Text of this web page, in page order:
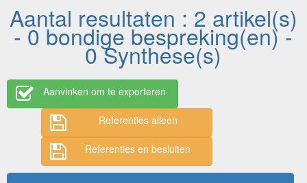
Aantal resultaten : 2 artikel(s)
- 0 bondige bespreking(en) -
0 Synthese(s)
Aanvinken om te exporteren
Referenties alleen
Referenties en besluiten